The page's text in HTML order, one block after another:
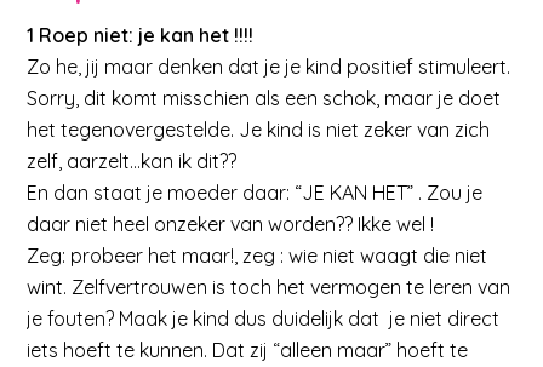
1 Roep niet: je kan het !!!!
Zo he, jij maar denken dat je je kind positief stimuleert.
Sorry, dit komt misschien als een schok, maar je doet
het tegenovergestelde. Je kind is niet zeker van zich
zelf, aarzelt…kan ik dit??
En dan staat je moeder daar: “JE KAN HET” . Zou je
daar niet heel onzeker van worden?? Ikke wel !
Zeg: probeer het maar!, zeg : wie niet waagt die niet
wint. Zelfvertrouwen is toch het vermogen te leren van
je fouten? Maak je kind dus duidelijk dat je niet direct
iets hoeft te kunnen. Dat zij “alleen maar” hoeft te